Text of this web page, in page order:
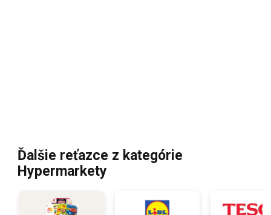
Ďalšie reťazce z kategórie
Hypermarkety